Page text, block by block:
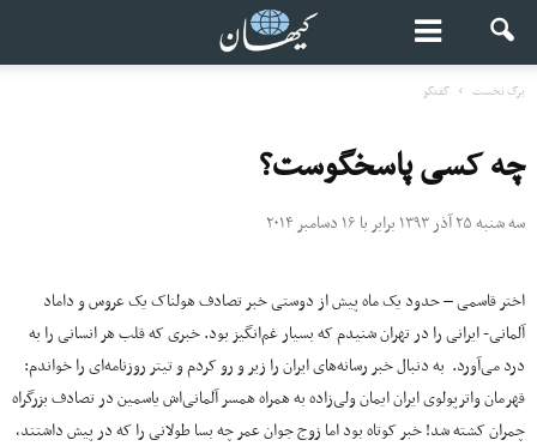
برگ نخست گفتگو
چه کسی پاسخگوست؟
سه شنبه ۲۵ آذر ۱۳۹۳ برابر با ۱۶ دسامبر ۲۰۱۴
اختر قاسمی – حدود یک ماه پیش از دوستی خبر تصادف هولناک یک عروس و داماد
آلمانی- ایرانی را در تهران شنیدم که بسیار غم‌انگیز بود. خبری که قلب هر انسانی را به
درد می‌آورد. به دنبال خبر رسانه‌های ایران را زیر و رو کردم و تیتر روزنامه‌ای را خواندم:
قهرمان واترپولوی ایران ایمان ولی‌زاده به همراه همسر آلمانی‌اش یاسمین در تصادف بزرگراه
چمران کشته شد! خبر کوتاه بود اما زوج جوان عمر چه بسا طولانی را که در پیش داشتند،